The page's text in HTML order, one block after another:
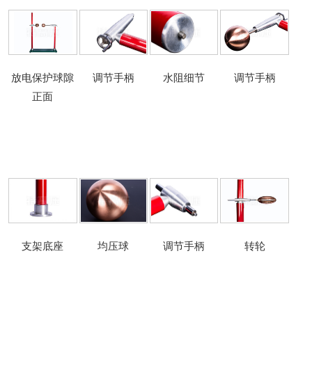
放电保护球隙
正面
调节手柄 水阻细节 调节手柄
支架底座 均压球 调节手柄 转轮